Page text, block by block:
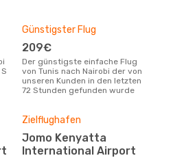
Günstigster Flug
209€
Der günstigste einfache Flug
von Tunis nach Nairobi der von
unseren Kunden in den letzten
72 Stunden gefunden wurde
Zielflughafen
Jomo Kenyatta
International Airport